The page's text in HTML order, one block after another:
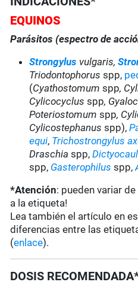
EQUINOS
Parásitos (espectro de
Strongylus vulgaris,
Triodontophorus spp,
(Cyathostomumspp,
Cylicocyclusspp,
Poteriostomumspp,
Cylicostephanusspp),
equi, Trichostrongylus
Draschia spp,
spp, Gasterophilus spp,
*Atención: pueden variar
a la etiqueta!
Lea también el artículo en
diferencias entre las
(enlace).
DOSIS